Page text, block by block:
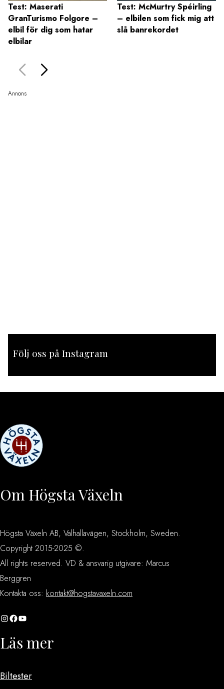
Test: Maserati
GranTurismo Folgore –
elbil för dig som hatar
elbilar
Test: McMurtry Spéirling
– elbilen som fick mig att
slå banrekordet
Annons
Följ oss på Instagram
Om Högsta Växeln
Högsta Växeln AB, Valhallavägen, Stockholm, Sweden.
Copyright 2015-2025 ©.
All rights reserved. VD & ansvarig utgivare: Marcus
Berggren
Kontakta oss: kontakt@hogstavaxeln.com
InstagramFacebook YouTube
Läs mer
Biltester